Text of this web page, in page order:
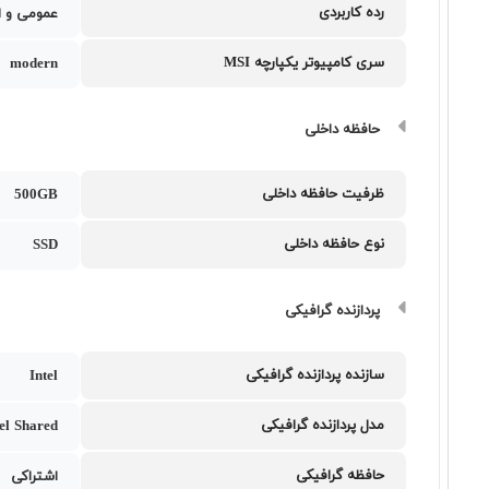
رده کاربردی عمومی و
سری کامپیوتر یکپارچه MSI modern
حافظه داخلی
ظرفیت حافظه داخلی 500GB
نوع حافظه داخلی SSD
پردازنده گرافیکی
سازنده پردازنده گرافیکی Intel
مدل پردازنده گرافیکی Shared
حافظه گرافیکی اشتراکی